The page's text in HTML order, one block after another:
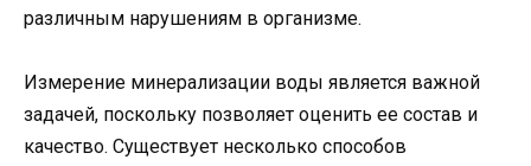
различным нарушениям в организме.
Измерение минерализации воды является важной
задачей, поскольку позволяет оценить ее состав и
качество. Существует несколько способов